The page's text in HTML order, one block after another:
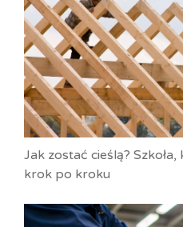
Jak zostać cieślą?
krok po kroku